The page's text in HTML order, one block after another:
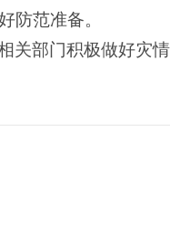
防范准备。
关部门积极做好灾